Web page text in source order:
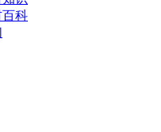
科